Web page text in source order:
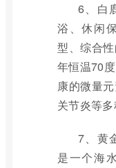
6、白
浴、休闲
型、综合
年恒温70
康的微量
关节炎等多
7、黄
是一个海